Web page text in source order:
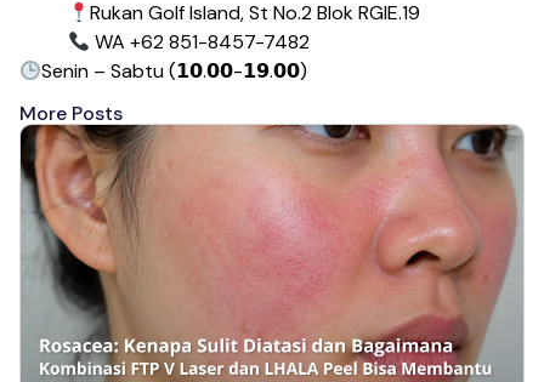
Rukan Golf Island, St No.2 Blok RGIE.19
WA +62 851-8457-7482
Senin – Sabtu (𝟭𝟬.𝟬𝟬-𝟭𝟵.𝟬𝟬)
More Posts